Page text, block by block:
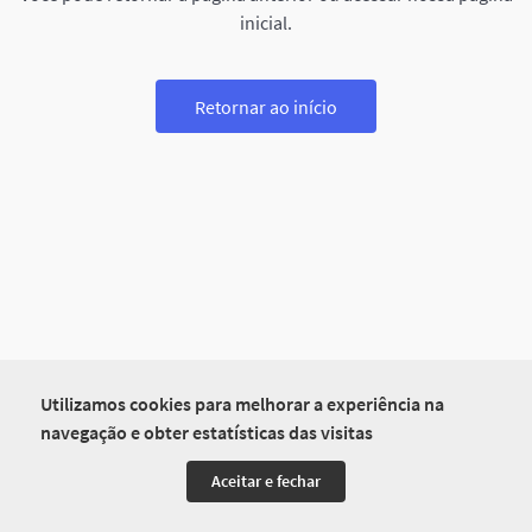
Utilizamos cookies para melhorar a experiência na
navegação e obter estatísticas das visitas
Aceitar e fechar
inicial.
Retornar ao início